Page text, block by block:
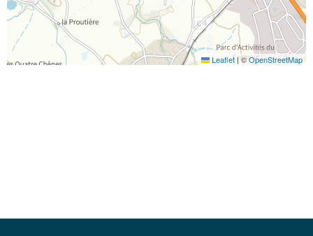
Leaflet|©OpenStreetMap